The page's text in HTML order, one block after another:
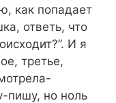
как попадает
ответь, что
И я
третье,
пишу, но ноль